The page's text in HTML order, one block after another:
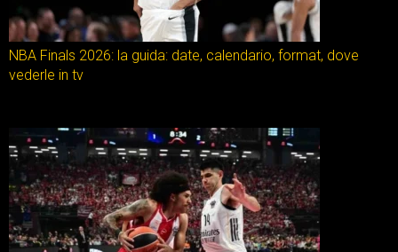
NBA Finals 2026: la guida: date, calendario, format, dove
vederle in tv